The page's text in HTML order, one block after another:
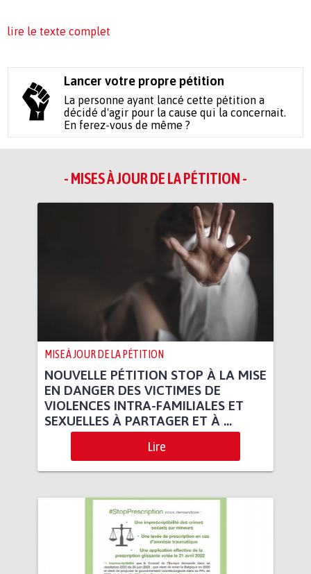
lire le texte complet
Lancer votre propre pétition
La personne ayant lancé cette pétition a
décidé d'agir pour la cause qui la concernait.
En ferez-vous de même ?
- MISES À JOUR DE LA PÉTITION -
MISE À JOUR DE LA PÉTITION
NOUVELLE PÉTITION STOP À LA MISE
EN DANGER DES VICTIMES DE
VIOLENCES INTRA-FAMILIALES ET
SEXUELLES À PARTAGER ET À ...
Lire